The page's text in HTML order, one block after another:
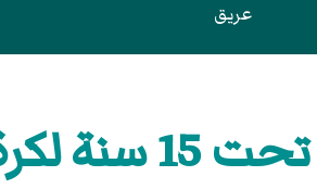
عريق
القدم